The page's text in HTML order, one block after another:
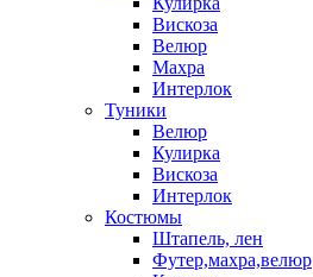
Вискоза
Велюр
Махра
Интерлок
Туники
Велюр
Кулирка
Вискоза
Интерлок
Костюмы
Штапель, лен
Футер,махра,велюр